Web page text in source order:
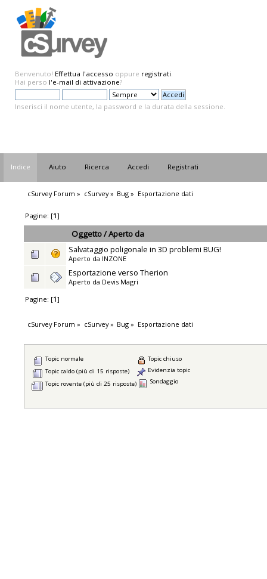
Benvenuto! Effettua l'accesso oppure registrati.
Hai perso l'e-mail di attivazione?
Inserisci il nome utente, la password e la durata della sessione.
Indice Aiuto Ricerca Accedi Registrati
cSurvey Forum » cSurvey» Bug » Esportazione dati
Pagine: [1]
Oggetto/Aperto da
Salvataggio poligonale in 3D problemi BUG!
Aperto da INZONE
Esportazione verso Therion
Aperto da Devis Magri
Pagine: [1]
cSurvey Forum » cSurvey» Bug » Esportazione dati
Topic normale
Topic caldo (più di 15 risposte)
Topic rovente (più di 25 risposte)
Topic chiuso
Evidenzia topic
Sondaggio